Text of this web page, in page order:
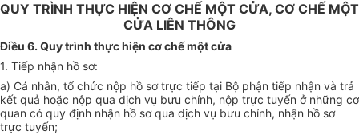
QUY TRÌNH THỰC HIỆN CƠ CHẾ MỘT CỬA, CƠ CHẾ MỘT
CỬA LIÊN THÔNG
Điều 6. Quy trình thực hiện cơ chế một cửa
1. Tiếp nhận hồ sơ:
a) Cá nhân, tổ chức nộp hồ sơ trực tiếp tại Bộ phận tiếp nhận và trả
kết quả hoặc nộp qua dịch vụ bưu chính, nộp trực tuyến ở những cơ
quan có quy định nhận hồ sơ qua dịch vụ bưu chính, nhận hồ sơ
trực tuyến;